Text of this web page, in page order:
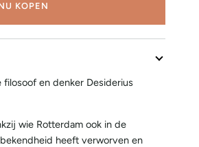
KOPEN
filosoof en denker Desiderius
wie Rotterdam ook in de
heeft verworven en